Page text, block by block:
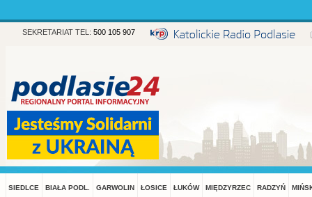
SEKRETARIAT TEL: 500 105 907
SIEDLCE BIAŁA PODL. GARWOLIN ŁOSICE ŁUKÓW MIĘDZYRZEC RADZYŃ